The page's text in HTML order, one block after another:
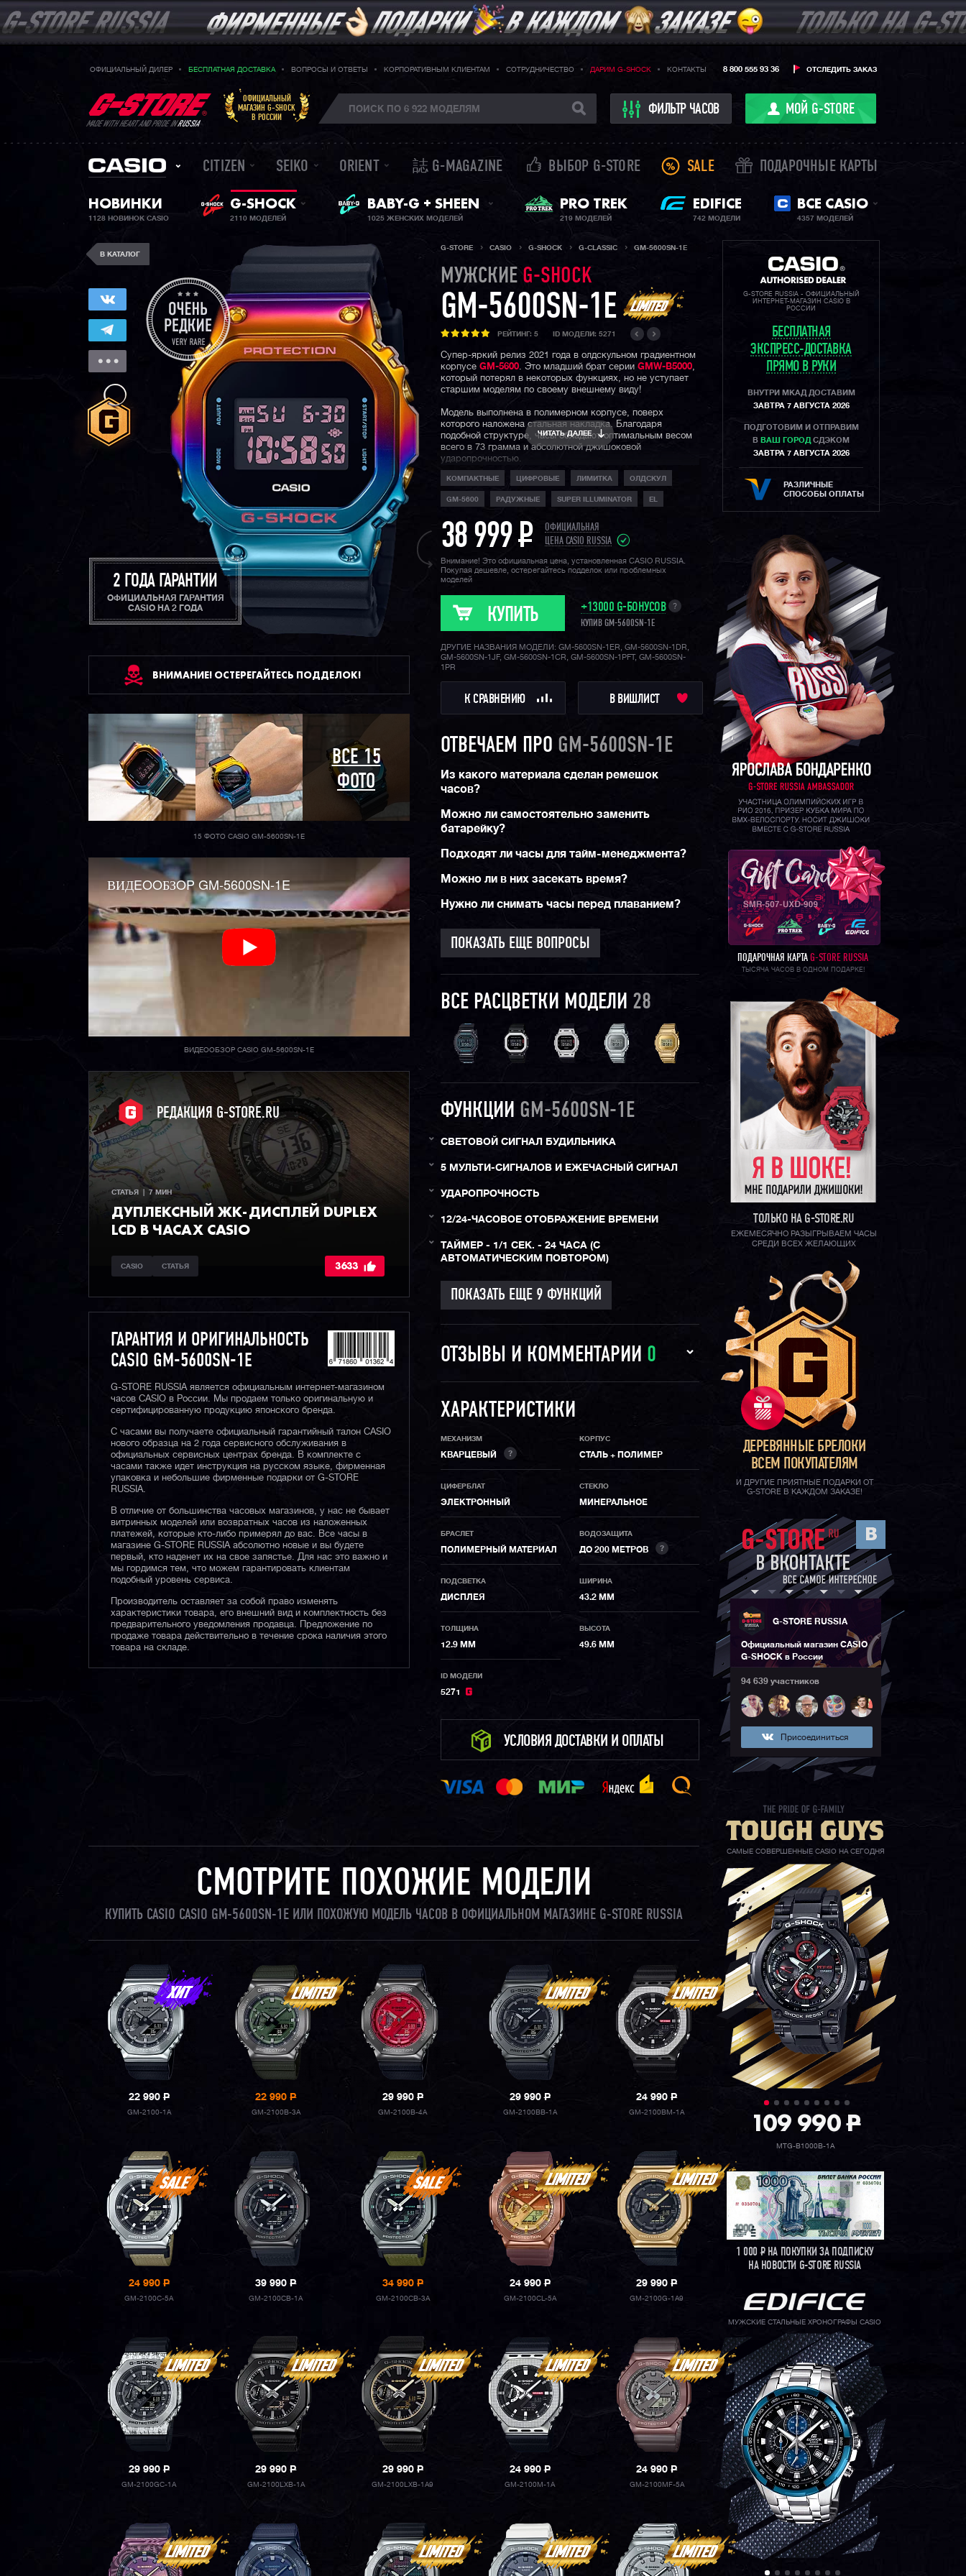
ОФИЦИАЛЬНЫЙ ДИЛЕР БЕСПЛАТНАЯ ДОСТАВКА ВОПРОСЫ И ОТВЕТЫ КОРПОРАТИВНЫМ КЛИЕНТАМ СОТРУДНИЧЕСТВО ДАРИМ G-SHOCK КОНТАКТЫ ОТСЛЕДИТЬ ЗАКАЗ
8 800 555 93 36
MADE WITH HEART AND PRIDE INRUSSIA
ОФИЦИАЛЬНЫЙ
МАГАЗИН G-SHOCK
В РОССИИ
ФИЛЬТР ЧАСОВ МОЙ G-STORE
CITIZEN SEIKO ORIENT 誌 G-MAGAZINE ВЫБОР G-STORE SALE ПОДАРОЧНЫЕ КАРТЫ
НОВИНКИ
1128 НОВИНОК CASIO
G-SHOCK
2110 МОДЕЛЕЙ
ЖЕНСКИЕ ЧАСЫ
BABY-G + SHEEN
1025 ЖЕНСКИХ МОДЕЛЕЙ
PRO TREK
219 МОДЕЛЕЙ
EDIFICE
742 МОДЕЛИ
ВСЕ CASIO
4357 МОДЕЛЕЙ
В КАТАЛОГ
2 ГОДА ГАРАНТИИ
ОФИЦИАЛЬНАЯ ГАРАНТИЯ
CASIO НА 2 ГОДА
ВНИМАНИЕ! ОСТЕРЕГАЙТЕСЬ ПОДДЕЛОК!
ВСЕ 15
ФОТО
15 ФОТО CASIO GM-5600SN-1E
ВИДEOOБЗOP GM-5600SN-1E
ВИДЕООБЗОР CASIO GM-5600SN-1E
РЕДАКЦИЯ G-STORE.RU
СТАТЬЯ  |  7 МИН
ДУПЛЕКСНЫЙ ЖК-ДИСПЛЕЙ DUPLEX
LCD В ЧАСАХ CASIO
CASIO СТАТЬЯ 3633
ГАРАНТИЯ И ОРИГИНАЛЬНОСТЬ
CASIO GM-5600SN-1E
G-STORE RUSSIA является официальным интернет-магазином
часов CASIO в России. Мы продаем только оригинальную и
сертифицированную продукцию японского бренда.
С часами вы получаете официальный гарантийный талон CASIO
нового образца на 2 года сервисного обслуживания в
официальных сервисных центрах бренда. В комплекте с
часами также идет инструкция на русском языке, фирменная
упаковка и небольшие фирменные подарки от G-STORE
RUSSIA.
В отличие от большинства часовых магазинов, у нас не бывает
витринных моделей или возвратных часов из наложенных
платежей, которые кто-либо примерял до вас. Все часы в
магазине G-STORE RUSSIA абсолютно новые и вы будете
первый, кто наденет их на свое запястье. Для нас это важно и
мы гордимся тем, что можем гарантировать клиентам
подобный уровень сервиса.
Производитель оставляет за собой право изменять
характеристики товара, его внешний вид и комплектность без
предварительного уведомления продавца. Предложение по
продаже товара действительно в течение срока наличия этого
товара на складе.
G-STORE CASIO G-SHOCK G-CLASSIC GM-5600SN-1E
МУЖСКИЕ G-SHOCK
GM-5600SN-1E
РЕЙТИНГ: 5 ID МОДЕЛИ: 5271
Супер-яркий релиз 2021 года в олдскульном градиентном
корпусе GM-5600. Это младший брат серии GMW-B5000,
который потерял в некоторых функциях, но не уступает
старшим моделям по своему внешнему виду!
Модель выполнена в полимерном корпусе, поверх
которого наложена стальная накладка. Благодаря
подобной структуре, часы обладают оптимальным весом
всего в 73 грамма и абсолютной джишоковой
ударопрочностью.
Водозащита 200 метров, минеральное стекло, подсветка,
таймер и секундомер, ежечасный сигнал и 5 будильников,
— весь базовый часовой набор функций на месте. По
релиз от Casio, для тех, кому не нужны доп функции, но
хочется получить стильный узнаваемый аксессуар в
Напомним, что сегодня можно выделить 3 родственных
серии в данном корпусе. Это премиальные
полностью в металле, с блютусом, радио-синхронизацией
и солнечной батареей, это мидл-классGM-5600в
полимерно-металлическом корпусе без доп функций и это
полностью полимерные модели
солнечной батареей и радио-синхронизацией времени.
ЧИТАТЬ ДАЛЕЕ
КОМПАКТНЫЕ ЦИФРОВЫЕ ЛИМИТКА ОЛДСКУЛ
GM-5600 РАДУЖНЫЕ SUPER ILLUMINATOR EL
38 999P
ОФИЦИАЛЬНАЯ
ЦЕНА CASIO RUSSIA
Внимание! Это официальная цена, установленная CASIO RUSSIA.
Покупая дешевле, остерегайтесь подделок или проблемных
моделей
КУПИТЬ +13000 G-БОНУСОВ
КУПИВ GM-5600SN-1E
?
ДРУГИЕ НАЗВАНИЯ МОДЕЛИ: GM-5600SN-1ER, GM-5600SN-1DR,
GM-5600SN-1JF, GM-5600SN-1CR, GM-5600SN-1PFT, GM-5600SN-
1PR
К СРАВНЕНИЮ В ВИШЛИСТ
ОТВЕЧАЕМ ПРО GM-5600SN-1E
Из какого материала сделан ремешок
часов?
Можно ли самостоятельно заменить
батарейку?
Подходят ли часы для тайм-менеджмента?
Можно ли в них засекать время?
Нужно ли снимать часы перед плаванием?
ПОКАЗАТЬ ЕЩЕ ВОПРОСЫ
ВСЕ РАСЦВЕТКИ МОДЕЛИ 28
ФУНКЦИИ GM-5600SN-1E
СВЕТОВОЙ СИГНАЛ БУДИЛЬНИКА
5 МУЛЬТИ-СИГНАЛОВ И ЕЖЕЧАСНЫЙ СИГНАЛ
УДАРОПРОЧНОСТЬ
12/24-ЧАСОВОЕ ОТОБРАЖЕНИЕ ВРЕМЕНИ
ТАЙМЕР - 1/1 СЕК. - 24 ЧАСА (С
АВТОМАТИЧЕСКИМ ПОВТОРОМ)
ОТЗЫВЫ И КОММЕНТАРИИ 0
ХАРАКТЕРИСТИКИ
МЕХАНИЗМ
КВАРЦЕВЫЙ ?
КОРПУС
СТАЛЬ + ПОЛИМЕР
ЦИФЕРБЛАТ
ЭЛЕКТРОННЫЙ
СТЕКЛО
МИНЕРАЛЬНОЕ
БРАСЛЕТ
ПОЛИМЕРНЫЙ МАТЕРИАЛ
ВОДОЗАЩИТА
ДО 200 МЕТРОВ ?
ПОДСВЕТКА
ДИСПЛЕЯ
ШИРИНА
43.2 ММ
ТОЛЩИНА
12.9 ММ
ВЫСОТА
49.6 ММ
ID МОДЕЛИ
5271
УСЛОВИЯ ДОСТАВКИ И ОПЛАТЫ
СМОТРИТЕ ПОХОЖИЕ МОДЕЛИ
КУПИТЬ CASIO CASIO GM-5600SN-1E ИЛИ ПОХОЖУЮ МОДЕЛЬ ЧАСОВ В ОФИЦИАЛЬНОМ МАГАЗИНЕ G-STORE RUSSIA
22 990P
GM-2100-1A
22 990P
GM-2100B-3A
29 990 P
GM-2100B-4A
29 990P
GM-2100BB-1A
24 990P
GM-2100BM-1A
24 990P
GM-2100C-5A
39 990P
GM-2100CB-1A
34 990 P
GM-2100CB-3A
24 990P
GM-2100CL-5A
29 990P
GM-2100G-1A9
29 990P
GM-2100GC-1A
29 990P
GM-2100LXB-1A
29 990 P
GM-2100LXB-1A9
24 990P
GM-2100M-1A
24 990P
GM-2100MF-5A
G-STORE RUSSIA - ОФИЦИАЛЬНЫЙ
ИНТЕРНЕТ-МАГАЗИН CASIO В
РОССИИ
БЕСПЛАТНАЯ
ЭКСПРЕСС-ДОСТАВКА
ПРЯМО В РУКИ
ВНУТРИ МКАД ДОСТАВИМ
ЗАВТРА 7 АВГУСТА 2026
ПОДГОТОВИМ И ОТПРАВИМ
В ВАШ ГОРОД СДЭКОМ
ЗАВТРА 7 АВГУСТА 2026
РАЗЛИЧНЫЕ
СПОСОБЫ ОПЛАТЫ
ПОДАРОЧНАЯ КАРТА G-STORE RUSSIA
ТЫСЯЧА ЧАСОВ В ОДНОМ ПОДАРКЕ!
ТОЛЬКО НА G-STORE.RU
ЕЖЕМЕСЯЧНО РАЗЫГРЫВАЕМ ЧАСЫ
СРЕДИ ВСЕХ ЖЕЛАЮЩИХ
ДЕРЕВЯННЫЕ БРЕЛОКИ
ВСЕМ ПОКУПАТЕЛЯМ
И ДРУГИЕ ПРИЯТНЫЕ ПОДАРКИ ОТ
G-STORE В КАЖДОМ ЗАКАЗЕ!
G-STORE RUSSIA
Официальный магазин CASIO
G-SHOCK в России
94 639 участников
Присоединиться
САМЫЕ СОВЕРШЕННЫЕ CASIO НА СЕГОДНЯ
109 990P
MTG-B1000B-1A
1 000РНА ПОКУПКИ ЗА ПОДПИСКУ
НА НОВОСТИ G-STORE RUSSIA
МУЖСКИЕ СТАЛЬНЫЕ ХРОНОГРАФЫ CASIO